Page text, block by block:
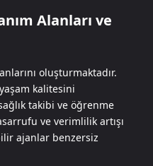
Alanları ve
oluşturmaktadır.
kalitesini
takibi ve öğrenme
ve verimlilik artışı
ajanlar benzersiz